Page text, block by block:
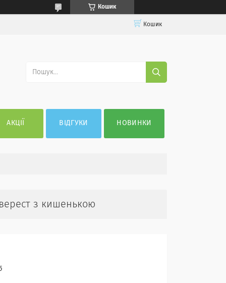
Кошик
Кошик
АКЦІЇ ВІДГУКИ НОВИНКИ
з кишенькою